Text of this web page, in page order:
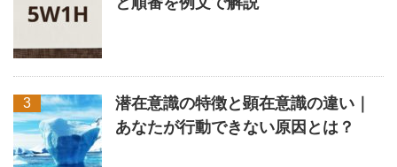
潜在意識の特徴と顕在意識の違い｜
あなたが行動できない原因とは？